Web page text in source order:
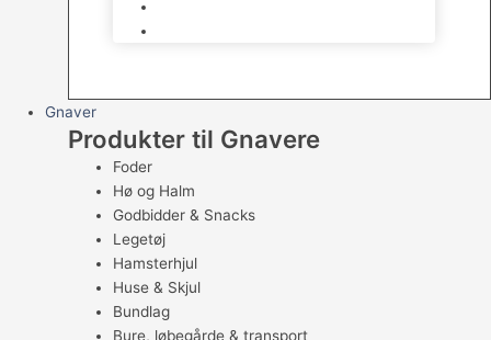
Gnaver
Produkter til Gnavere
Foder
Hø og Halm
Godbidder & Snacks
Legetøj
Hamsterhjul
Huse & Skjul
Bundlag
Bure, løbegårde & transport